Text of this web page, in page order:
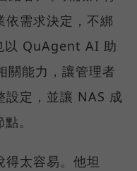
依需求決定，不綁
以 QuAgent AI 助
關能力，讓管理者
設定，並讓 NAS 成
。
太容易。他坦